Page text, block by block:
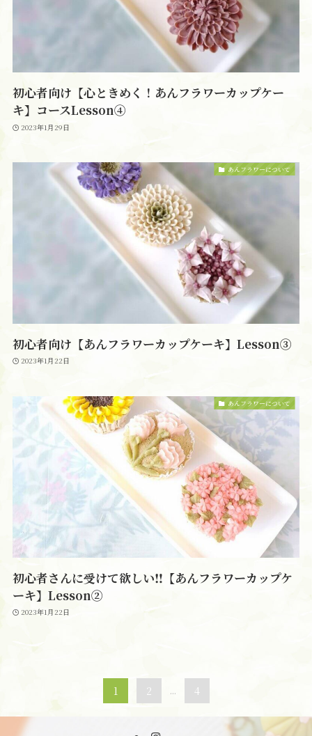
初心者向け【心ときめく！あんフラワーカップケー
キ】コースLesson④
2023年1月29日
あんフラワーについて
初心者向け【あんフラワーカップケーキ】Lesson③
2023年1月22日
あんフラワーについて
初心者さんに受けて欲しい‼【あんフラワーカップケ
ーキ】Lesson②
2023年1月22日
1 2 ... 4